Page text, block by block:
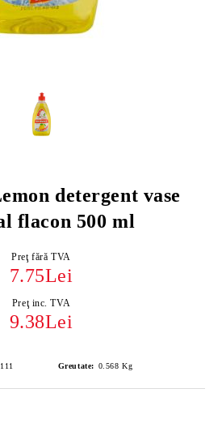
detergent vase
flacon 500 ml
Preţ fără TVA
7.75Lei
Preţ inc. TVA
9.38Lei
Greutate: 0.568 Kg